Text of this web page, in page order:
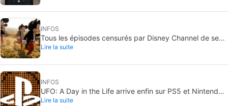
INFOS
Tous les épisodes censurés par Disney Channel de ses
séries les plus aimées… avec plus ou moins de raison
Lire la suite
INFOS
UFO: A Day in the Life arrive enfin sur PS5 et Nintendo
Switch 2
Lire la suite